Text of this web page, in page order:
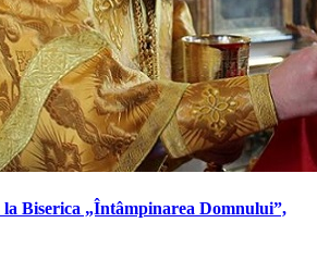
Biserica „Întâmpinarea Domnului”,